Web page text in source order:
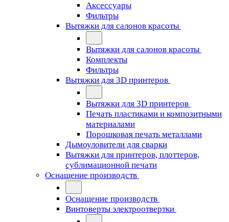
Аксессуары
Фильтры
Вытяжки для салонов красоты
Вытяжки для салонов красоты
Комплекты
Фильтры
Вытяжки для 3D принтеров
Вытяжки для 3D принтеров
Печать пластиками и композитными
материалами
Порошковая печать металлами
Дымоуловители для сварки
Вытяжки для принтеров, плоттеров,
сублимационной печати
Оснащение производств
Оснащение производств
Винтоверты электроотвертки